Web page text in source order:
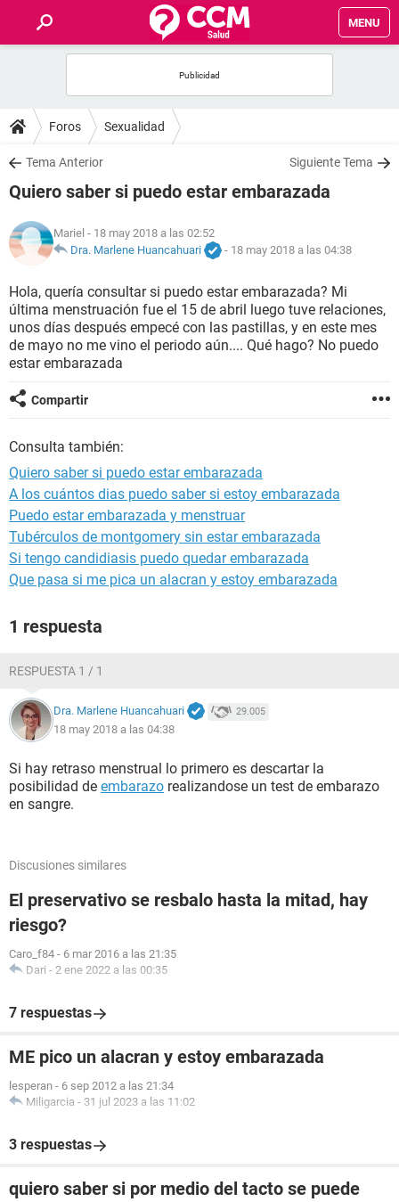
MENU
FOROS
SALUD
FAMILIA
NUTRICIÓN
BIENESTAR
SEXUALIDAD
GLOSARIO
Foros Sexualidad
Tema Anterior Siguiente Tema
Quiero saber si puedo estar embarazada
Mariel - 18 may 2018 a las 02:52
Dra. Marlene Huancahuari
- 18 may 2018 a las 04:38
Hola, quería consultar si puedo estar embarazada? Mi
última menstruación fue el 15 de abril luego tuve relaciones,
unos días después empecé con las pastillas, y en este mes
de mayo no me vino el periodo aún.... Qué hago? No puedo
estar embarazada
Compartir
Consulta también:
Quiero saber si puedo estar embarazada
A los cuántos dias puedo saber si estoy embarazada
Puedo estar embarazada y menstruar
Tubérculos de montgomery sin estar embarazada
Si tengo candidiasis puedo quedar embarazada
Que pasa si me pica un alacran y estoy embarazada
1 respuesta
RESPUESTA 1 / 1
Dra. Marlene Huancahuari 29.005
18 may 2018 a las 04:38
Si hay retraso menstrual lo primero es descartar la
posibilidad de embarazo realizandose un test de embarazo
en sangre.
Discusiones similares
El preservativo se resbalo hasta la mitad, hay
riesgo?
Caro_f84 - 6 mar 2016 a las 21:35
Dari - 2 ene 2022 a las 00:35
7 respuestas
ME pico un alacran y estoy embarazada
lesperan - 6 sep 2012 a las 21:34
Miligarcia - 31 jul 2023 a las 11:02
3 respuestas
quiero saber si por medio del tacto se puede